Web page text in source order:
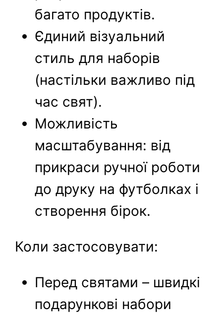
багато продуктів.
Єдиний візуальний
стиль для наборів
(настільки важливо під
час свят).
Можливість
масштабування: від
прикраси ручної роботи
до друку на футболках і
створення бірок.
Коли застосовувати:
Перед святами – швидкі
подарункові набори